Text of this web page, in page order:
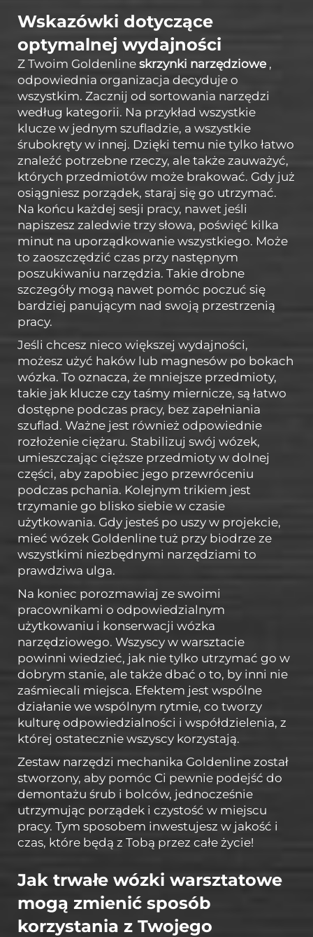
Wskazówki dotyczące
optymalnej wydajności
Z Twoim Goldenline skrzynki narzędziowe ,
odpowiednia organizacja decyduje o
wszystkim. Zacznij od sortowania narzędzi
według kategorii. Na przykład wszystkie
klucze w jednym szufladzie, a wszystkie
śrubokręty w innej. Dzięki temu nie tylko łatwo
znaleźć potrzebne rzeczy, ale także zauważyć,
których przedmiotów może brakować. Gdy już
osiągniesz porządek, staraj się go utrzymać.
Na końcu każdej sesji pracy, nawet jeśli
napiszesz zaledwie trzy słowa, poświęć kilka
minut na uporządkowanie wszystkiego. Może
to zaoszczędzić czas przy następnym
poszukiwaniu narzędzia. Takie drobne
szczegóły mogą nawet pomóc poczuć się
bardziej panującym nad swoją przestrzenią
pracy.
Jeśli chcesz nieco większej wydajności,
możesz użyć haków lub magnesów po bokach
wózka. To oznacza, że mniejsze przedmioty,
takie jak klucze czy taśmy miernicze, są łatwo
dostępne podczas pracy, bez zapełniania
szuflad. Ważne jest również odpowiednie
rozłożenie ciężaru. Stabilizuj swój wózek,
umieszczając cięższe przedmioty w dolnej
części, aby zapobiec jego przewróceniu
podczas pchania. Kolejnym trikiem jest
trzymanie go blisko siebie w czasie
użytkowania. Gdy jesteś po uszy w projekcie,
mieć wózek Goldenline tuż przy biodrze ze
wszystkimi niezbędnymi narzędziami to
prawdziwa ulga.
Na koniec porozmawiaj ze swoimi
pracownikami o odpowiedzialnym
użytkowaniu i konserwacji wózka
narzędziowego. Wszyscy w warsztacie
powinni wiedzieć, jak nie tylko utrzymać go w
dobrym stanie, ale także dbać o to, by inni nie
zaśmiecali miejsca. Efektem jest wspólne
działanie we wspólnym rytmie, co tworzy
kulturę odpowiedzialności i współdzielenia, z
której ostatecznie wszyscy korzystają.
Zestaw narzędzi mechanika Goldenline został
stworzony, aby pomóc Ci pewnie podejść do
demontażu śrub i bolców, jednocześnie
utrzymując porządek i czystość w miejscu
pracy. Tym sposobem inwestujesz w jakość i
czas, które będą z Tobą przez całe życie!
Jak trwałe wózki warsztatowe
mogą zmienić sposób
korzystania z Twojego